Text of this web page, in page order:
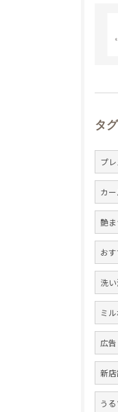
タグ
プ
カ
艶
お
洗
ミ
広告
新
う